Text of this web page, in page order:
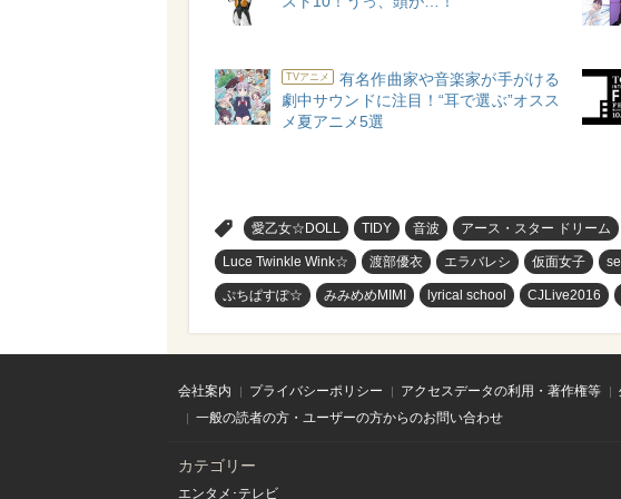
TVアニメ
有名作曲家や音楽家が手がける
劇中サウンドに注目！“耳で選ぶ”オスス
メ夏アニメ5選
愛乙女☆DOLL TIDY 音波 アース・スター ドリーム
Luce Twinkle Wink☆ 渡部優衣 エラバレシ 仮面女子
ぷちぱすぽ☆ みみめめMIMI lyrical school CJLive2016
会社案内 プライバシーポリシー アクセスデータの利用・著作権等
一般の読者の方・ユーザーの方からのお問い合わせ
カテゴリー
エンタメ･テレビ